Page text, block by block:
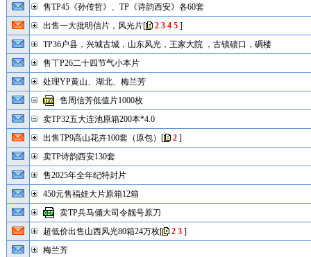
售TP45《孙传哲》、TP《诗韵西安》各60套
出售一大批明信片，风光片[ 2 3 4 5]
TP36户县，兴城古城，山东风光，王家大院 ，古镇碛口，碉楼
售丅P26二十四节气小本片
处理YP黄山、湖北、梅兰芳
售周信芳低值片1000枚
卖TP32五大连池原箱200本*4.0
出售TP9高山花卉100套（原包） [ 2]
卖TP诗韵西安130套
售2025年全年纪特封片
450元售福娃大片原箱12箱
卖TP兵马俑大司令靓号原刀
超低价出售山西风光80箱24万枚[ 2 3]
梅兰芳